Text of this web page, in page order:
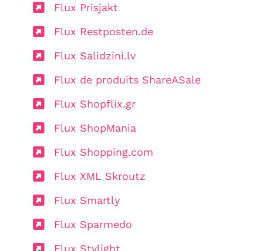
Flux Prisjakt
Flux Restposten.de
Flux Salidzini.lv
Flux de produits ShareASale
Flux Shopflix.gr
Flux ShopMania
Flux Shopping.com
Flux XML Skroutz
Flux Smartly
Flux Sparmedo
Flux Stylight